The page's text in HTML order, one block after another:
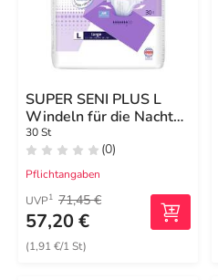
SUPER SENI PLUS L
Windeln für die Nacht
für Erwachsene
30 St
(0)
Pflichtangaben
UVP1 71,45 €
57,20 €
(1,91 €/1 St)